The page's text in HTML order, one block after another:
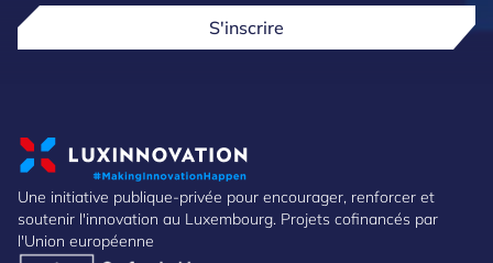
S'inscrire
Une initiative publique-privée pour encourager, renforcer et
soutenir l'innovation au Luxembourg. Projets cofinancés par
l'Union européenne